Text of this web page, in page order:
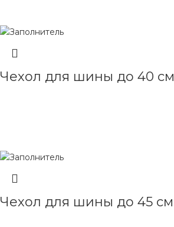
Чехол для шины до 40 см
Чехол для шины до 45 см